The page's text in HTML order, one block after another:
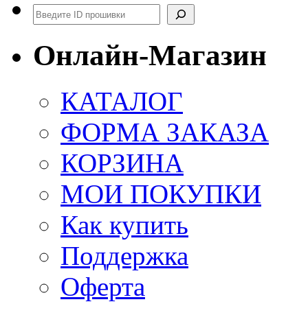
Поиск
Онлайн-Магазин
КАТАЛОГ
ФОРМА ЗАКАЗА
КОРЗИНА
МОИ ПОКУПКИ
Как купить
Поддержка
Оферта